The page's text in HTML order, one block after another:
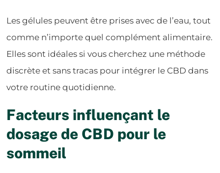
Les gélules peuvent être prises avec de l’eau, tout
comme n’importe quel complément alimentaire.
Elles sont idéales si vous cherchez une méthode
discrète et sans tracas pour intégrer le CBD dans
votre routine quotidienne.
Facteurs influençant le
dosage de CBD pour le
sommeil